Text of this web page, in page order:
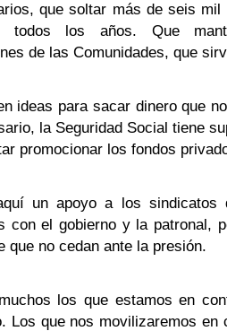
que soltar más de seis
todos los años. Que
de las Comunidades, que
ideas para sacar dinero que
la Seguridad Social tiene
promocionar los fondos
un apoyo a los sindicatos
con el gobierno y la patronal,
que no cedan ante la presión.
los que estamos en
Los que nos movilizaremos en